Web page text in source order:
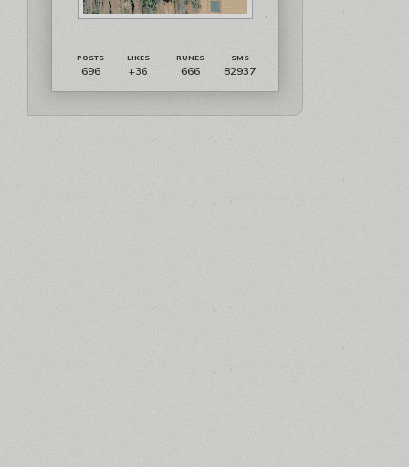
696 +36 666 82937